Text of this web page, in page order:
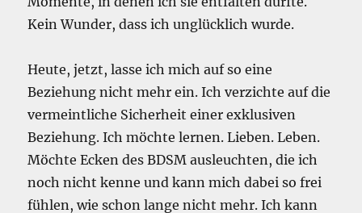
Kein Wunder, dass ich unglücklich wurde.
Heute, jetzt, lasse ich mich auf so eine
Beziehung nicht mehr ein. Ich verzichte auf die
vermeintliche Sicherheit einer exklusiven
Beziehung. Ich möchte lernen. Lieben. Leben.
Möchte Ecken des BDSM ausleuchten, die ich
noch nicht kenne und kann mich dabei so frei
fühlen, wie schon lange nicht mehr. Ich kann